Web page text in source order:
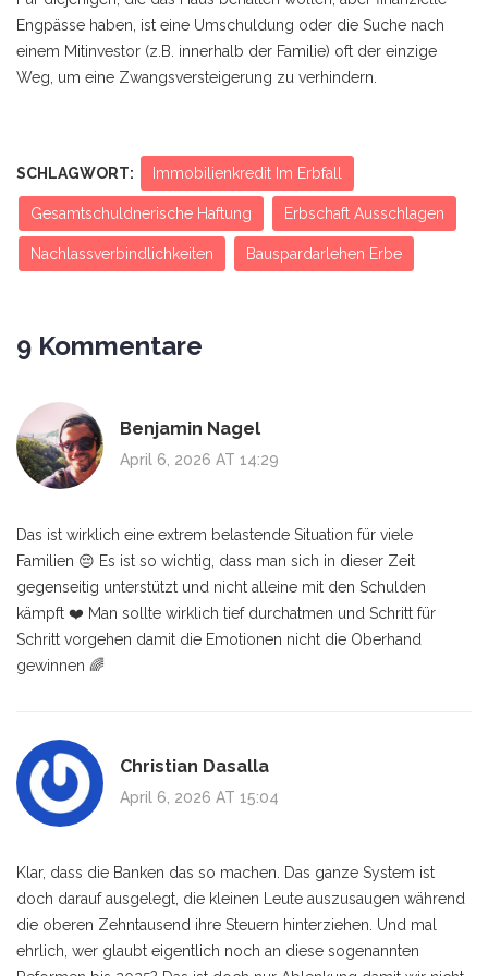
Engpässe haben, ist eine Umschuldung oder die Suche nach
einem Mitinvestor (z.B. innerhalb der Familie) oft der einzige
Weg, um eine Zwangsversteigerung zu verhindern.
SCHLAGWORT: Immobilienkredit Im Erbfall
Gesamtschuldnerische Haftung Erbschaft Ausschlagen
Nachlassverbindlichkeiten Bauspardarlehen Erbe
9 Kommentare
Benjamin Nagel
April 6, 2026 AT 14:29
Das ist wirklich eine extrem belastende Situation für viele
Familien 😔 Es ist so wichtig, dass man sich in dieser Zeit
gegenseitig unterstützt und nicht alleine mit den Schulden
kämpft ❤️ Man sollte wirklich tief durchatmen und Schritt für
Schritt vorgehen damit die Emotionen nicht die Oberhand
gewinnen 🌈
Christian Dasalla
April 6, 2026 AT 15:04
Klar, dass die Banken das so machen. Das ganze System ist
doch darauf ausgelegt, die kleinen Leute auszusaugen während
die oberen Zehntausend ihre Steuern hinterziehen. Und mal
ehrlich, wer glaubt eigentlich noch an diese sogenannten